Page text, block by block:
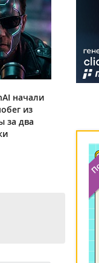
начали
из
за два